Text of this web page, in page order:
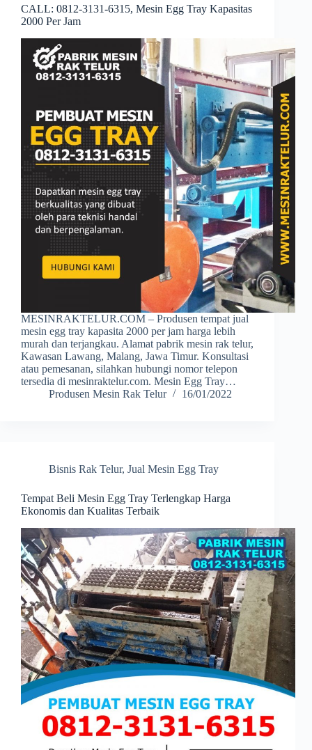
CALL: 0812-3131-6315, Mesin Egg Tray Kapasitas
2000 Per Jam
MESINRAKTELUR.COM – Produsen tempat jual
mesin egg tray kapasita 2000 per jam harga lebih
murah dan terjangkau. Alamat pabrik mesin rak telur,
Kawasan Lawang, Malang, Jawa Timur. Konsultasi
atau pemesanan, silahkan hubungi nomor telepon
tersedia di mesinraktelur.com. Mesin Egg Tray…
Produsen Mesin Rak Telur
16/01/2022
Bisnis Rak Telur, Jual Mesin Egg Tray
Tempat Beli Mesin Egg Tray Terlengkap Harga
Ekonomis dan Kualitas Terbaik